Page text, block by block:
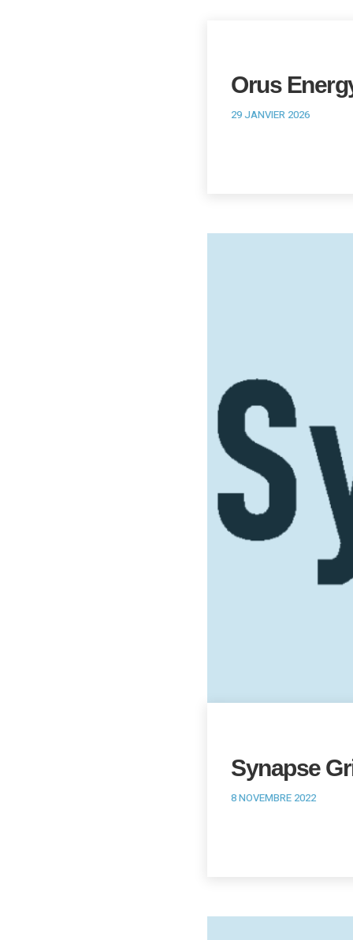
Orus
29 JANVIER 2026
Synapse
8 NOVEMBRE 2022